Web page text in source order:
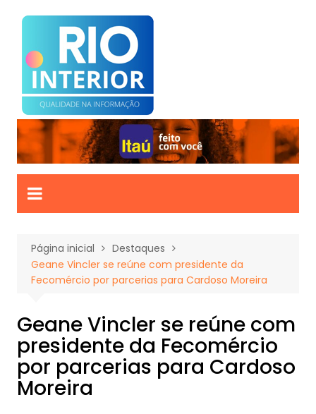
para
conteúdo
Página inicial
Destaques
Geane Vincler se reúne com presidente da
Fecomércio por parcerias para Cardoso Moreira
Geane Vincler se reúne com
presidente da Fecomércio
por parcerias para Cardoso
Moreira